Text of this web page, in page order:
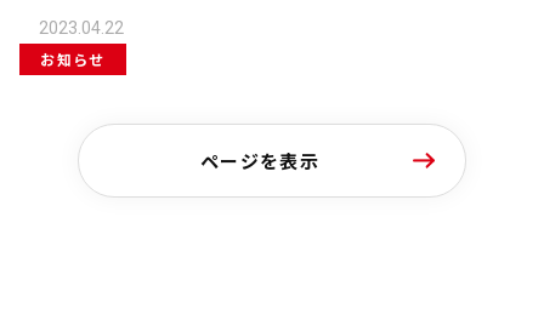
2023.04.22
お知らせ
ページを表示